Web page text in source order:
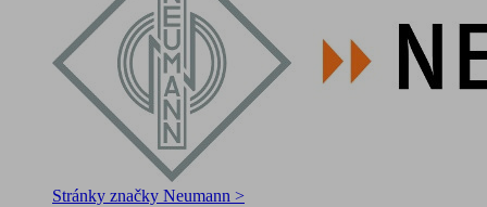
Stránky značky Neumann >